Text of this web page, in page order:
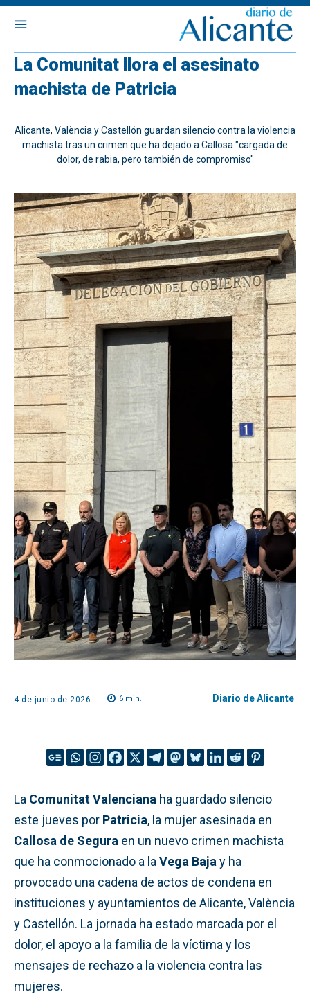
La Comunitat llora el asesinato
machista de Patricia
Alicante, València y Castellón guardan silencio contra la violencia
machista tras un crimen que ha dejado a Callosa "cargada de
dolor, de rabia, pero también de compromiso"
4 de junio de 2026 6 min. Diario de Alicante
La Comunitat Valenciana ha guardado silencio
este jueves por Patricia, la mujer asesinada en
Callosa de Segura en un nuevo crimen machista
que ha conmocionado a la Vega Baja y ha
provocado una cadena de actos de condena en
instituciones y ayuntamientos de Alicante, València
y Castellón. La jornada ha estado marcada por el
dolor, el apoyo a la familia de la víctima y los
mensajes de rechazo a la violencia contra las
mujeres.